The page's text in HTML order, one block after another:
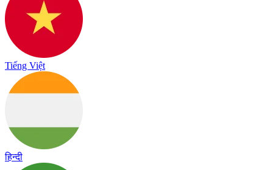
Tiếng Việt
हिन्दी